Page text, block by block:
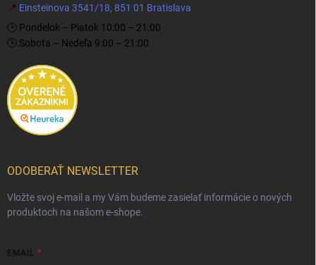
📍 Einsteinova 3541/18, 851 01 Bratislava
🕒 Pondelok – Piatok 10:00 – 21:00
🕒 Sobota – Nedeľa 9:00 – 21:00
ODOBERAŤ NEWSLETTER
Vložte svoj e-mail a my Vám budeme zasielať informácie o nových
produktoch na našom e-shope.
EMAIL